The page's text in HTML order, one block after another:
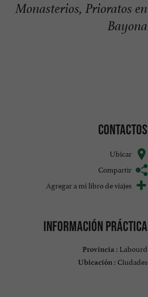
Monasterios, Prioratos en
Bayona
Contactos
Ubicar
Compartir
Agregar a mi libro de viajes
Información práctica
Provincia : Labourd
Ubicación : Ciudades